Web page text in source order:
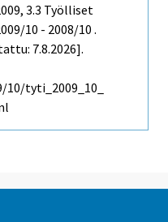
3.3 Työlliset
10 - 2008/10 .
7.8.2026].
tyti_2009_10_